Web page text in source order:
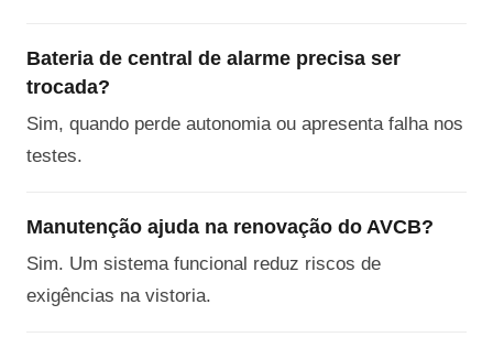
Bateria de central de alarme precisa ser
trocada?
Sim, quando perde autonomia ou apresenta falha nos
testes.
Manutenção ajuda na renovação do AVCB?
Sim. Um sistema funcional reduz riscos de
exigências na vistoria.